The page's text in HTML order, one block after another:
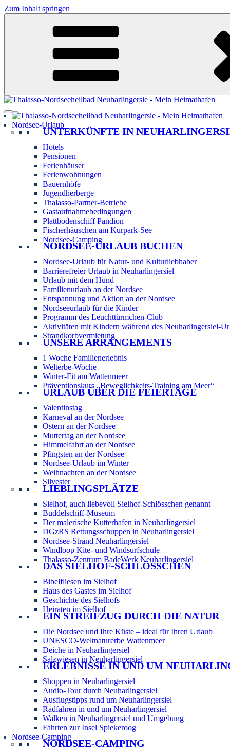
Zum Inhalt springen
Nordsee-Urlaub
UNTERKÜNFTE IN
Hotels
Pensionen
Ferienhäuser
Ferienwohnungen
Bauernhöfe
Jugendherberge
Thalasso-Partner-Betriebe
Gastaufnahmebedingungen
Plattbodenschiff Pandion
Fischerhäuschen am Kurpark-See
Nordsee-Camping
NORDSEE-URLAUB BUCHEN
Nordsee-Urlaub für Natur- und Kulturliebhaber
Barrierefreier Urlaub in Neuharlingersiel
Urlaub mit dem Hund
Familienurlaub an der Nordsee
Entspannung und Aktion an der Nordsee
Nordseeurlaub für die Kinder
Programm des Leuchttürmchen-Club
Aktivitäten mit Kindern während des Neuharlingersiel-
Strandkorbvermietung
UNSERE ARRANGEMENTS
1 Woche Familienerlebnis
Welterbe-Woche
Winter-Fit am Wattenmeer
Präventionskurs „Beweglichkeits-Training am Meer“
URLAUB ÜBER DIE FEIERTAGE
Valentinstag
Karneval an der Nordsee
Ostern an der Nordsee
Muttertag an der Nordsee
Himmelfahrt an der Nordsee
Pfingsten an der Nordsee
Nordsee-Urlaub im Winter
Weihnachten an der Nordsee
Silvester
LIEBLINGSPLÄTZE
Sielhof, auch liebevoll Sielhof-Schlösschen genannt
Buddelschiff-Museum
Der malerische Kutterhafen in Neuharlingersiel
DGzRS Rettungsschuppen in Neuharlingersiel
Nordsee-Strand Neuharlingersiel
Windloop Kite- und Windsurfschule
Thalasso-Zentrum BadeWerk Neuharlingersiel
DAS SIELHOF-SCHLÖSSCHEN
Bibelfliesen im Sielhof
Haus des Gastes im Sielhof
Geschichte des Sielhofs
Heiraten im Sielhof
EIN STREIFZUG DURCH DIE NATUR
Die Nordsee und Ihre Küste – ideal für Ihren Urlaub
UNESCO-Weltnaturerbe Wattenmeer
Deiche in Neuharlingersiel
Salzwiesen in Neuharlingersiel
ERLEBNISSE IN UND UM
Shoppen in Neuharlingersiel
Audio-Tour durch Neuharlingersiel
Ausflugstipps rund um Neuharlingersiel
Radfahren in und um Neuharlingersiel
Walken in Neuharlingersiel und Umgebung
Fahrten zur Insel Spiekeroog
Nordsee-Camping
NORDSEE-CAMPING